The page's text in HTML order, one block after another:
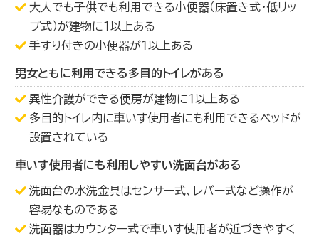
大人でも子供でも利用できる小便器（床置き式・低リッ
プ式）が建物に１以上ある
手すり付きの小便器が１以上ある
男女ともに利用できる多目的トイレがある
異性介護ができる便房が建物に１以上ある
多目的トイレ内に車いす使用者にも利用できるベッドが
設置されている
車いす使用者にも利用しやすい洗面台がある
洗面台の水洗金具はセンサー式、レバー式など操作が
容易なものである
洗面器はカウンター式で車いす使用者が近づきやすく